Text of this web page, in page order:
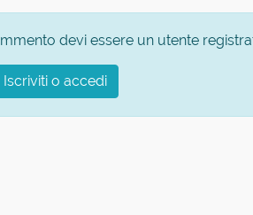
devi essere un utente
Iscriviti o accedi